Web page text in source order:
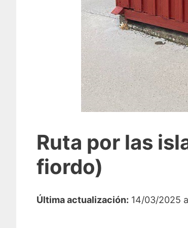
Ruta por las
fiordo)
Última actualización: 14/03/2025